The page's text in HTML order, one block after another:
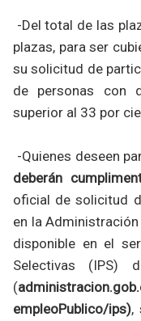
-Del total de las
plazas, para ser
su solicitud de
de personas con
superior al 33 por
-Quienes deseen
deberán
oficial de solicitud
en la Administración
disponible en el
Selectivas (IPS)
(
empleoPublico/ips),